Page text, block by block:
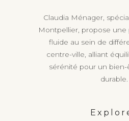
Claudia Ménager,
Montpellier, propose
fluide au sein de
centre-ville, alliant
sérénité pour un
durable.